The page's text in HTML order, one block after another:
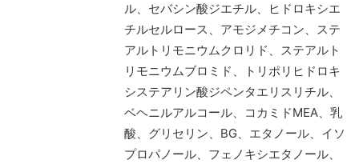
ル、セバシン酸ジエチル、ヒドロキシエ
チルセルロース、アモジメチコン、ステ
アルトリモニウムクロリド、ステアルト
リモニウムブロミド、トリポリヒドロキ
システアリン酸ジペンタエリスリチル、
ベヘニルアルコール、コカミドMEA、乳
酸、グリセリン、BG、エタノール、イソ
プロパノール、フェノキシエタノール、